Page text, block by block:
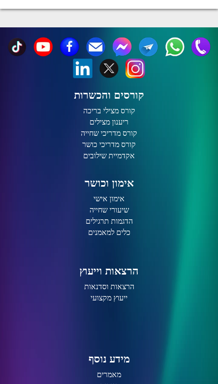
קורסים והכשרות
קורס מצילי בריכה
ריענון מצילים
קורס מדריכי שחייה
קורס מדריכי כושר
אקדמיית שילובים
אימון וכושר
אימון אישי
שיעורי שחייה
הדגמות תרגילים
כלים למאמנים
הרצאות וייעוץ
הרצאות וסדנאות
ייעוץ מקצועי
מידע נוסף
מאמרים